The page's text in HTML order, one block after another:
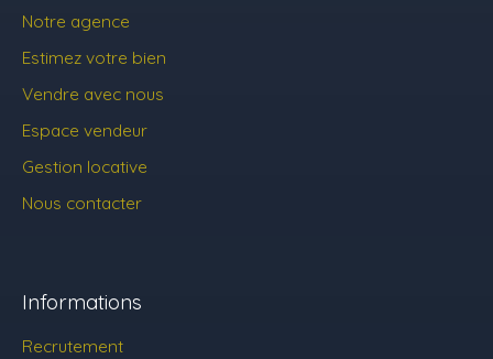
Notre agence
Estimez votre bien
Vendre avec nous
Espace vendeur
Gestion locative
Nous contacter
Informations
Recrutement